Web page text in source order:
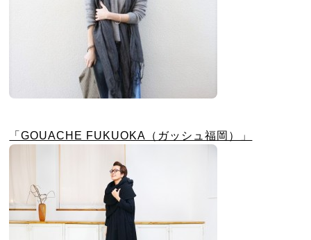
「GOUACHE FUKUOKA（ガッシュ福岡）」